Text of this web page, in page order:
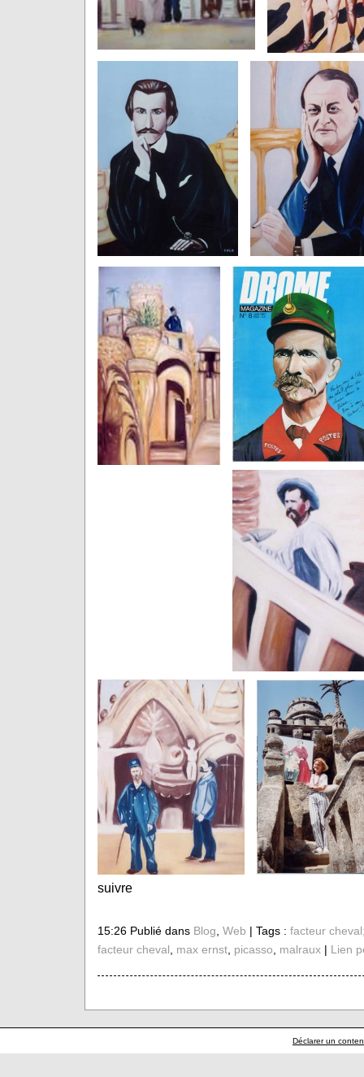
suivre
15:26 Publié dans Blog, Web | Tags : facteur
facteur cheval, max ernst, picasso, malraux| Lien
Déclarer un